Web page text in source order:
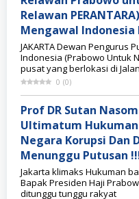
Relawan
Mengawal Indonesia
JAKARTA Dewan Pengurus
Indonesia (Prabowo Untuk
pusat yang berlokasi di
0 (0)
Prof DR Sutan
Ultimatum
Negara Korupsi Dan
Menunggu Putusan
Jakarta klimaks Hukuman
Bapak Presiden Haji
ditunggu tunggu rakyat